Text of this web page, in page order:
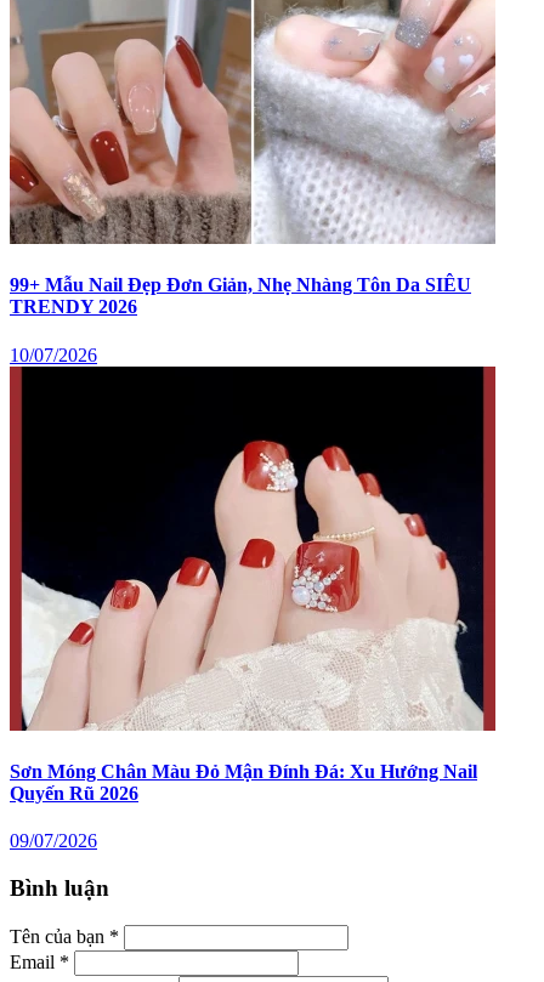
99+ Mẫu Nail Đẹp Đơn Giản, Nhẹ Nhàng Tôn Da SIÊU
TRENDY 2026
10/07/2026
Sơn Móng Chân Màu Đỏ Mận Đính Đá: Xu Hướng Nail
Quyến Rũ 2026
09/07/2026
Bình luận
Tên của bạn *
Email *